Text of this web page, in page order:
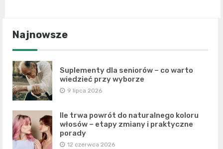
Najnowsze
Suplementy dla seniorów – co warto
wiedzieć przy wyborze
9 lipca 2026
Ile trwa powrót do naturalnego koloru
włosów – etapy zmiany i praktyczne
porady
12 czerwca 2026